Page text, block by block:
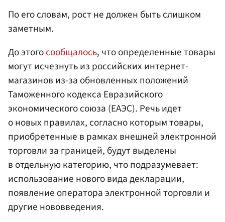
По его словам, рост не должен быть слишком
заметным.
До этогосообщалось, что определенные товары
могут исчезнуть из российских интернет-
магазинов из-за обновленных положений
Таможенного кодекса Евразийского
экономического союза (ЕАЭС). Речь идет
о новых правилах, согласно которым товары,
приобретенные в рамках внешней электронной
торговли за границей, будут выделены
в отдельную категорию, что подразумевает:
использование нового вида декларации,
появление оператора электронной торговли и
другие нововведения.